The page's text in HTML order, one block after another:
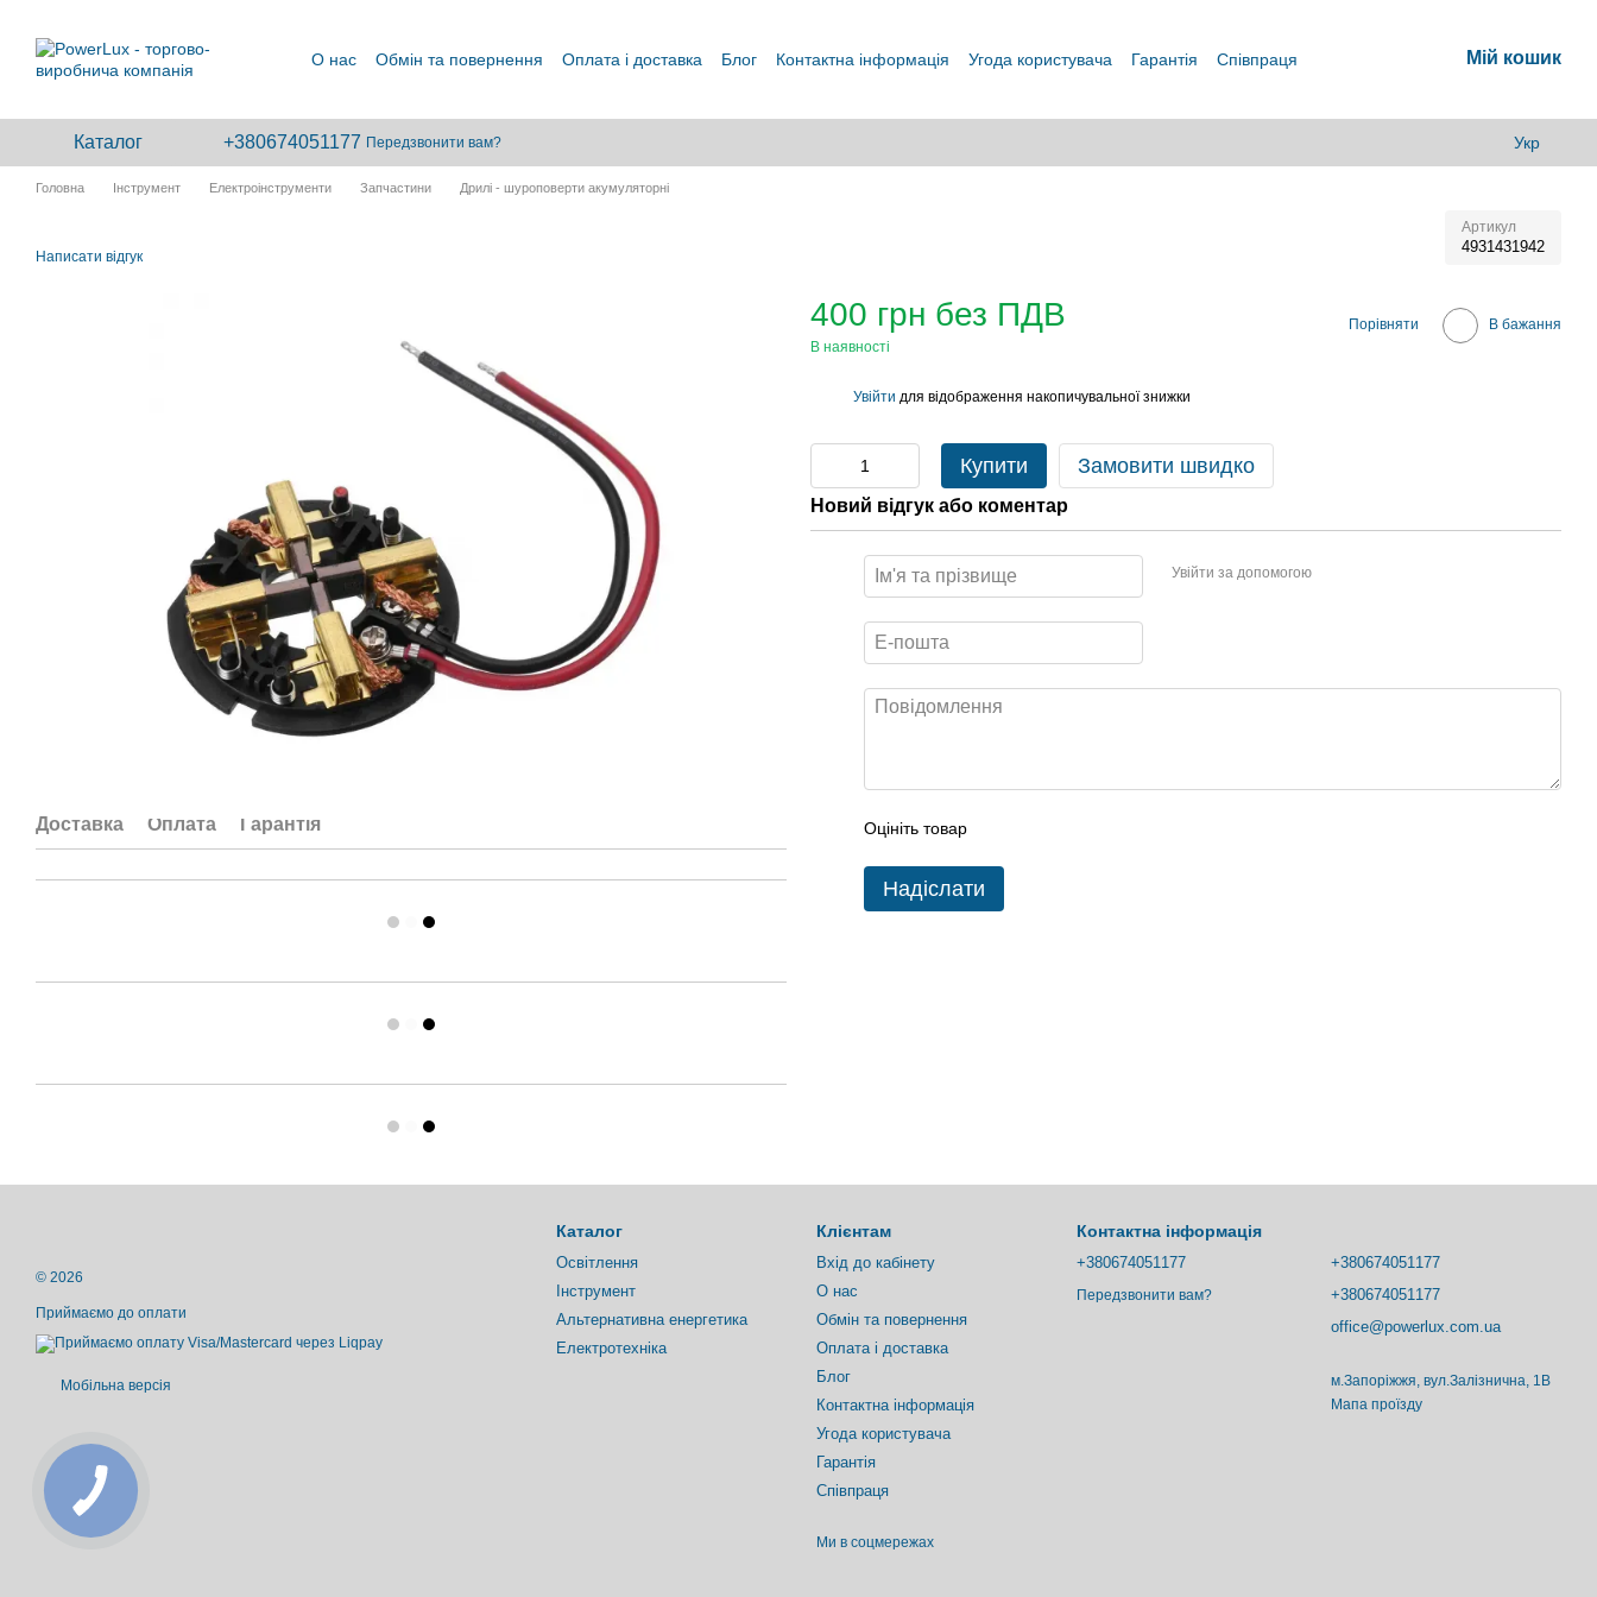
О нас Обмін та повернення Оплата і доставка Блог Контактна інформація Угода користувача Гарантія Співпраця Мій кошик
Каталог +380674051177 Передзвонити вам? Укр
Головна Інструмент Електроінструменти Запчастини Дрилі - шуроповерти акумуляторні
Артикул
4931431942
Написати відгук
Доставка Оплата Гарантія
400 грн без ПДВ
В наявності
Порівняти В бажання
Увійти для відображення накопичувальної знижки
Купити Замовити швидко
Новий відгук або коментар
Увійти за допомогою
Оцініть товар
Надіслати
© 2026
Приймаємо до оплати
Мобільна версія
Каталог
Освітлення
Інструмент
Альтернативна енергетика
Електротехніка
Клієнтам
Вхід до кабінету
О нас
Обмін та повернення
Оплата і доставка
Блог
Контактна інформація
Угода користувача
Гарантія
Співпраця
Ми в соцмережах
Контактна інформація
+380674051177
Передзвонити вам?
+380674051177
+380674051177
office@powerlux.com.ua
м.Запоріжжя, вул.Залізнична, 1В
Мапа проїзду